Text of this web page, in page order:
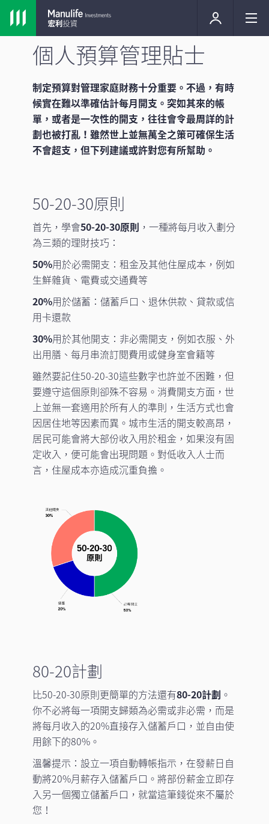
個人預算管理貼士
制定預算對管理家庭財務十分重要。不過，有時
候實在難以準確估計每月開支。突如其來的帳
單，或者是一次性的開支，往往會令最周詳的計
劃也被打亂！雖然世上並無萬全之策可確保生活
不會超支，但下列建議或許對您有所幫助。
50-20-30原則
首先，學會50-20-30原則 ，一種將每月收入劃分
為三類的理財技巧：
50%用於必需開支：租金及其他住屋成本，例如
生鮮雜貨、電費或交通費等
20%用於儲蓄：儲蓄戶口、退休供款、貸款或信
用卡還款
30%用於其他開支：非必需開支，例如衣服、外
出用膳、每月串流訂閱費用或健身室會籍等
雖然要記住50-20-30這些數字也許並不困難，但
要遵守這個原則卻殊不容易。消費開支方面，世
上並無一套適用於所有人的準則，生活方式也會
因居住地等因素而異。城市生活的開支較高昂，
居民可能會將大部份收入用於租金，如果沒有固
定收入，便可能會出現問題。對低收入人士而
言，住屋成本亦造成沉重負擔。
80-20計劃
比50-20-30原則更簡單的方法還有80-20計劃 。
你不必將每一項開支歸類為必需或非必需，而是
將每月收入的20%直接存入儲蓄戶口，並自由使
用餘下的80%。
溫馨提示：設立一項自動轉帳指示，在發薪日自
動將20%月薪存入儲蓄戶口。將部份薪金立即存
入另一個獨立儲蓄戶口，就當這筆錢從來不屬於
您！